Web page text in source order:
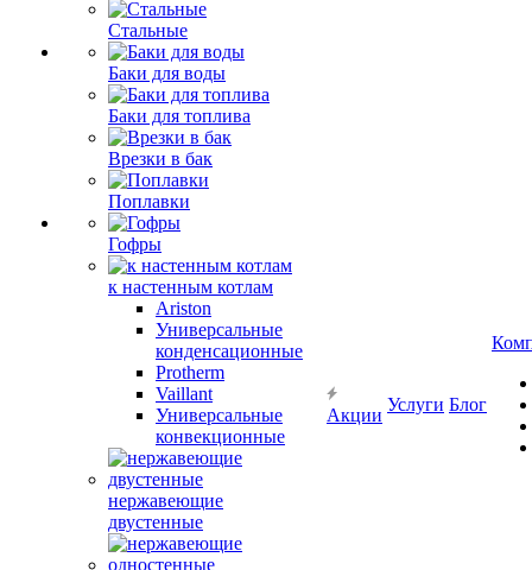
Стальные
Баки для воды
Баки для топлива
Врезки в бак
Поплавки
Гофры
к настенным котлам
Ariston
Универсальные
конденсационные
Protherm
Vaillant
Универсальные
конвекционные
нержавеющие
двустенные
Акции
Услуги Блог